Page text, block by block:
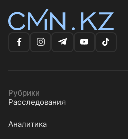
Рубрики
Расследования
Аналитика